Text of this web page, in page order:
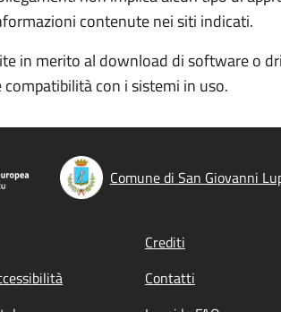
contenute nei siti indicati.
in merito al download di software o
compatibilità con i sistemi in uso.
Comune di San Giovanni
Crediti
Contatti